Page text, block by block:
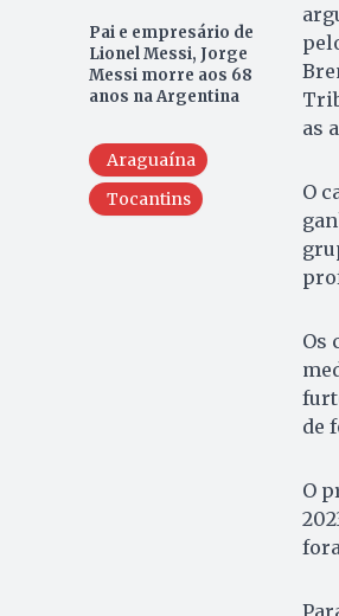
Pai e empresário de
Lionel Messi, Jorge
Messi morre aos 68
anos na Argentina
Araguaína
Tocantins
as
O
Os
de
O